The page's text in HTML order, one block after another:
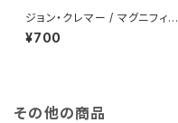
ジョン・クレマー / マグニフィセ
ント・マッドネス
¥700
その他の商品